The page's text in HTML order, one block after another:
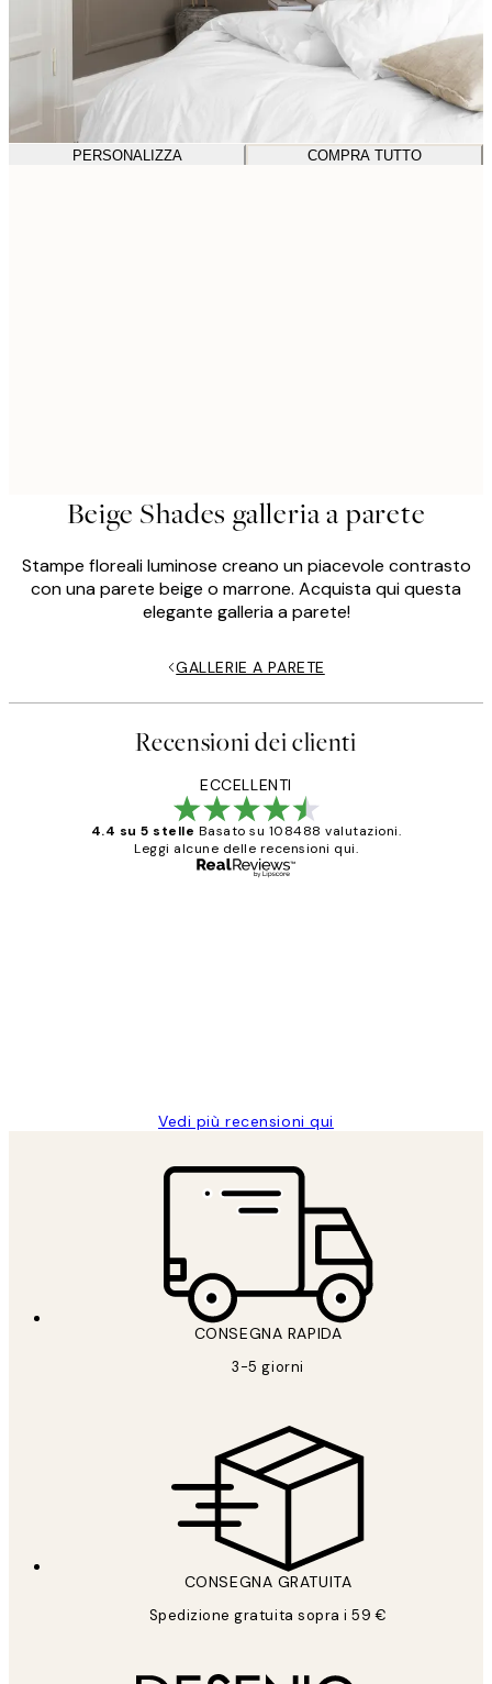
PERSONALIZZA COMPRA TUTTO
Beige Shades galleria a parete
Stampe floreali luminose creano un piacevole contrasto
con una parete beige o marrone. Acquista qui questa
elegante galleria a parete!
GALLERIE A PARETE
Recensioni dei clienti
ECCELLENTI
4.4 su 5 stelle Basato su 108488 valutazioni.
Leggi alcune delle recensioni qui.
Vedi più recensioni qui
CONSEGNA RAPIDA
3-5 giorni
CONSEGNA GRATUITA
Spedizione gratuita sopra i 59 €